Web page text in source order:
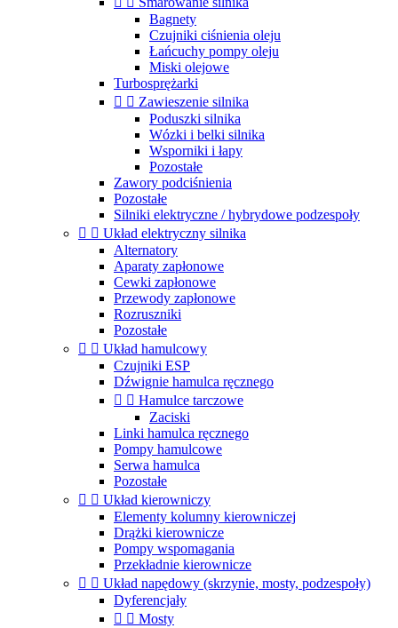
Bagnety
Czujniki ciśnienia oleju
Łańcuchy pompy oleju
Miski olejowe
Turbosprężarki
  Zawieszenie silnika
Poduszki silnika
Wózki i belki silnika
Wsporniki i łapy
Pozostałe
Zawory podciśnienia
Pozostałe
Silniki elektryczne / hybrydowe podzespoły
  Układ elektryczny silnika
Alternatory
Aparaty zapłonowe
Cewki zapłonowe
Przewody zapłonowe
Rozruszniki
Pozostałe
  Układ hamulcowy
Czujniki ESP
Dźwignie hamulca ręcznego
  Hamulce tarczowe
Zaciski
Linki hamulca ręcznego
Pompy hamulcowe
Serwa hamulca
Pozostałe
  Układ kierowniczy
Elementy kolumny kierowniczej
Drążki kierownicze
Pompy wspomagania
Przekładnie kierownicze
  Układ napędowy (skrzynie, mosty, podzespoły)
Dyferencjały
  Mosty